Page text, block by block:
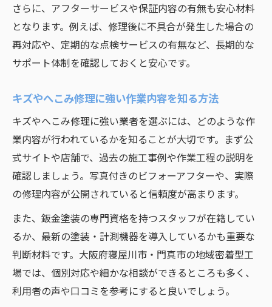
さらに、アフターサービスや保証内容の有無も安心材料
となります。例えば、修理後に不具合が発生した場合の
再対応や、定期的な点検サービスの有無など、長期的な
サポート体制を確認しておくと安心です。
キズやへこみ修理に強い作業内容を知る方法
キズやへこみ修理に強い業者を選ぶには、どのような作
業内容が行われているかを知ることが大切です。まず公
式サイトや店舗で、過去の施工事例や作業工程の説明を
確認しましょう。写真付きのビフォーアフターや、実際
の修理内容が公開されていると信頼度が高まります。
また、鈑金塗装の専門資格を持つスタッフが在籍してい
るか、最新の塗装・計測機器を導入しているかも重要な
判断材料です。大阪府寝屋川市・門真市の地域密着型工
場では、個別対応や細かな相談ができるところも多く、
利用者の声や口コミを参考にすると良いでしょう。